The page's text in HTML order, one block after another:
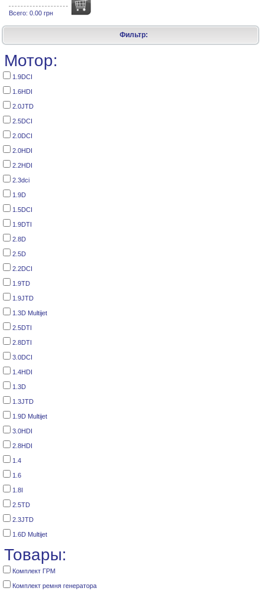
Всего: 0.00 грн
Фильтр:
Мотор:
1.9DCI
1.6HDI
2.0JTD
2.5DCI
2.0DCI
2.0HDI
2.2HDI
2.3dci
1.9D
1.5DCI
1.9DTI
2.8D
2.5D
2.2DCI
1.9TD
1.9JTD
1.3D Multijet
2.5DTI
2.8DTI
3.0DCI
1.4HDI
1.3D
1.3JTD
1.9D Multijet
3.0HDI
2.8HDI
1.4
1.6
1.8I
2.5TD
2.3JTD
1.6D Multijet
Товары:
Комплект ГРМ
Комплект ремня генератора